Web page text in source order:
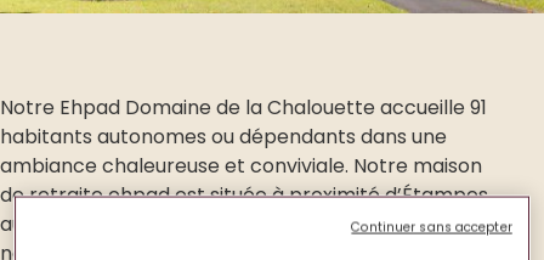
Notre Ehpad Domaine de la Chalouette accueille 91
habitants autonomes ou dépendants dans une
ambiance chaleureuse et conviviale. Notre maison
de retraite ehpad est située à proximité d’Étampes
au cœur d’un domaine boisé. Nous accompagnons
nos habitants dans un nouveau projet de vie que
Continuer sans accepter